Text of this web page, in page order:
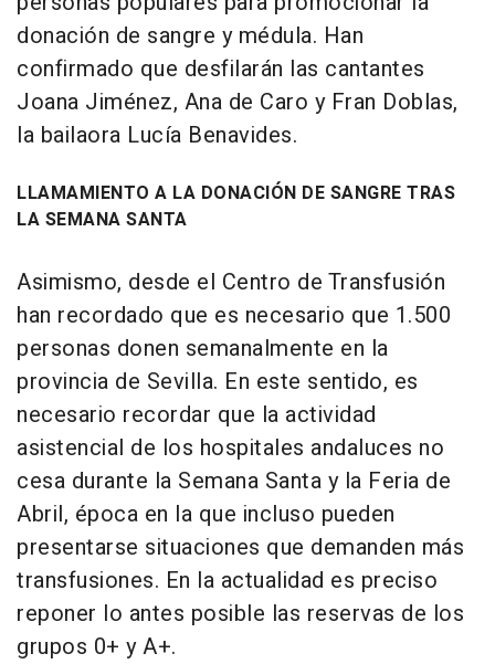
donación de sangre y médula. Han
confirmado que desfilarán las cantantes
Joana Jiménez, Ana de Caro y Fran Doblas,
la bailaora Lucía Benavides.
LLAMAMIENTO A LA DONACIÓN DE SANGRE TRAS
LA SEMANA SANTA
Asimismo, desde el Centro de Transfusión
han recordado que es necesario que 1.500
personas donen semanalmente en la
provincia de Sevilla. En este sentido, es
necesario recordar que la actividad
asistencial de los hospitales andaluces no
cesa durante la Semana Santa y la Feria de
Abril, época en la que incluso pueden
presentarse situaciones que demanden más
transfusiones. En la actualidad es preciso
reponer lo antes posible las reservas de los
grupos 0+ y A+.